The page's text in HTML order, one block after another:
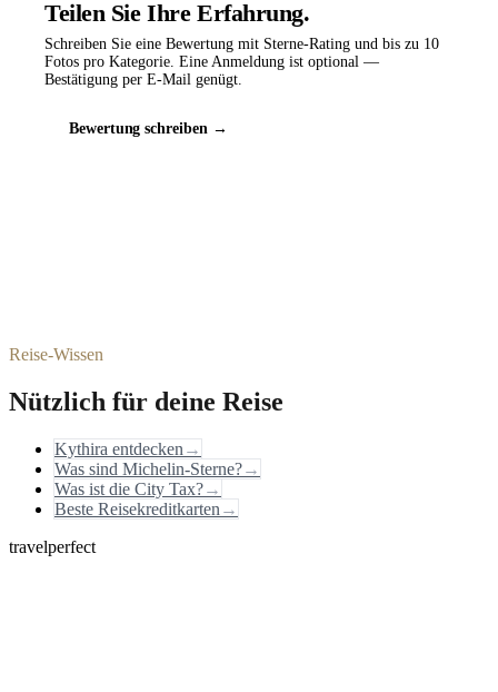
Teilen Sie Ihre Erfahrung.
Schreiben Sie eine Bewertung mit Sterne-Rating und bis zu 10
Fotos pro Kategorie. Eine Anmeldung ist optional —
Bestätigung per E-Mail genügt.
Bewertung schreiben →
Reise-Wissen
Nützlich für deine Reise
Kythira entdecken →
Was sind Michelin-Sterne?→
Was ist die City Tax?→
Beste Reisekreditkarten →
travelperfect